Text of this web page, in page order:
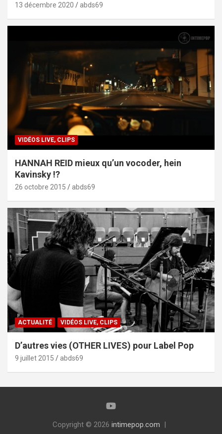
13 décembre 2020 abds69
VIDÉOS LIVE, CLIPS
HANNAH REID mieux qu’un vocoder, hein
Kavinsky !?
26 octobre 2015 abds69
ACTUALITÉ VIDÉOS LIVE, CLIPS
D’autres vies (OTHER LIVES) pour Label Pop
9 juillet 2015 abds69
Copyright © 2026 intimepop.com